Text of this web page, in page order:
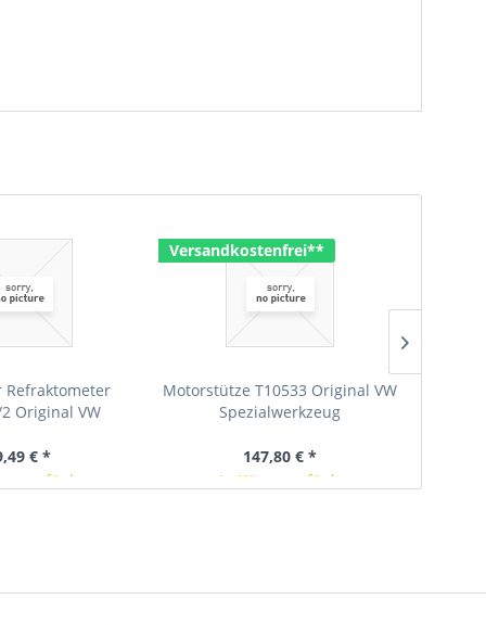
Refraktometer
Original VW
€ *
verfügbar
Versandkostenfrei**
Motorstütze T10533 Original VW
Spezialwerkzeug
147,80 € *
In Kürze verfügbar